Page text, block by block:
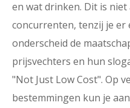
en wat drinken. Dit is
concurrenten, tenzij je er
onderscheid de
prijsvechters en hun
"Not Just Low Cost". Op
bestemmingen kun je